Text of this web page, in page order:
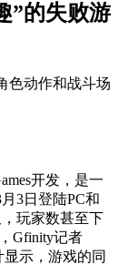
”的失败游
开发，是一
3日登陆PC和
玩家数甚至下
Gfinity记者
显示，游戏的同